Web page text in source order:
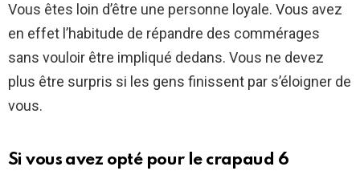
Vous êtes loin d’être une personne loyale. Vous avez
en effet l’habitude de répandre des commérages
sans vouloir être impliqué dedans. Vous ne devez
plus être surpris si les gens finissent par s’éloigner de
vous.
Si vous avez opté pour le crapaud 6